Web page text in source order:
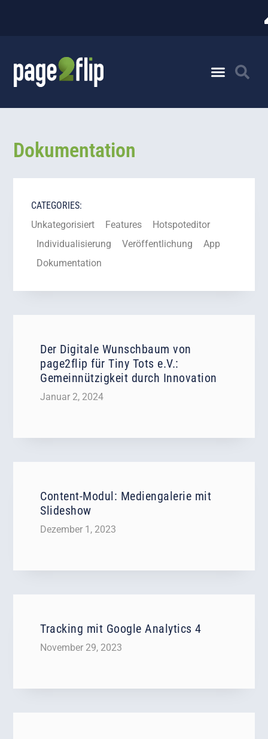
Dokumentation
CATEGORIES:
Unkategorisiert
Features
Hotspoteditor
Individualisierung
Veröffentlichung
App
Dokumentation
Der Digitale Wunschbaum von
page2flip für Tiny Tots e.V.:
Gemeinnützigkeit durch Innovation
Januar 2, 2024
Content-Modul: Mediengalerie mit
Slideshow
Dezember 1, 2023
Tracking mit Google Analytics 4
November 29, 2023